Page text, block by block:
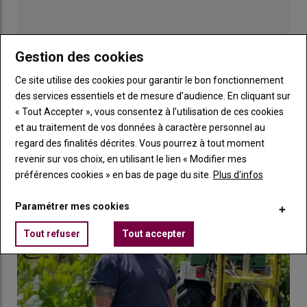
comme cela peut être le cas à Cognac par exemple, mieux vaut
arquer le rameau, pour un bon positionnement des bourgeons
pliage en arcure les casserait et il vaut donc mieux les coucher.»
La prise en compte desspécificités de l’appellationest un
autre facteur de choix, de nombreux cahiers des charges
interdisant par exemple l’arcure en Bourgogne. «Nous plions à
plat,illustre Enrico Peyron, conseiller viticole à Chalon-sur-
Saône, en Saône-et-Loire, car à part dans le Mâconnais et pour
lescrémants, ce n’est pas possible de faire de l’arcure.»
Lire aussi :
vigne, à partir de 8 °C, favorise de bons flux de
sève »
Sur ces dernières productions, il préconise d’entortiller la
Publicité
LES PLUS LUS
Gestion des cookies
Ce site utilise des cookies pour garantir le bon fonctionnement
des services essentiels et de mesure d’audience. En cliquant sur
« Tout Accepter », vous consentez à l’utilisation de ces cookies
et au traitement de vos données à caractère personnel au
regard des finalités décrites. Vous pourrez à tout moment
revenir sur vos choix, en utilisant le lien « Modifier mes
préférences cookies » en bas de page du site. Plus d'infos
Paramétrer mes cookies
Tout refuser Tout accepter